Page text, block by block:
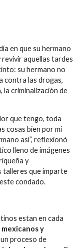
en que su hermano
aquellas tardes
su hermano no
contra las drogas,
la criminalización de
que tengo, toda
cosas bien por mi
así”, reflexionó
lleno de imágenes
y
talleres que imparte
condado.
estan en cada
y
proceso de